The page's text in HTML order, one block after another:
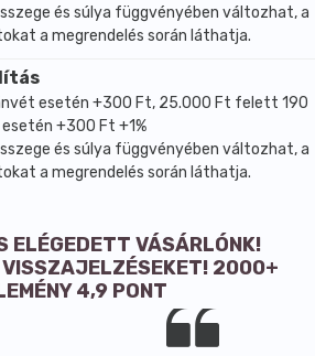
és súlya függvényében változhat, a
a megrendelés során láthatja.
esetén +300 Ft, 25.000 Ft felett 190
+300 Ft +1%
és súlya függvényében változhat, a
a megrendelés során láthatja.
ELÉGEDETT VÁSÁRLÓNK!
VISSZAJELZÉSEKET! 2000+
4,9 PONT